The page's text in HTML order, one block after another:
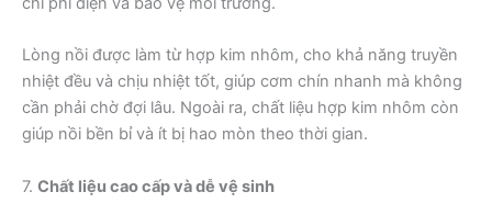
Lòng nồi được làm từ hợp kim nhôm, cho khả năng truyền
nhiệt đều và chịu nhiệt tốt, giúp cơm chín nhanh mà không
cần phải chờ đợi lâu. Ngoài ra, chất liệu hợp kim nhôm còn
giúp nồi bền bỉ và ít bị hao mòn theo thời gian.
7. Chất liệu cao cấp và dễ vệ sinh